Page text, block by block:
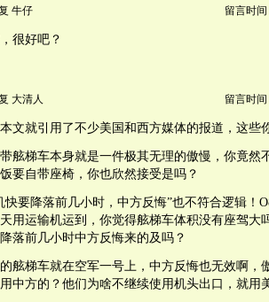
牛仔 留言时间
很好吧？
大清人 留言时间
文就引用了不少美国和西方媒体的报道，这些
带舷梯车本身就是一件极其无理的傲慢，你竟然
要自带座椅，你也欣然接受是吗？
快要降落前几小时，中方反悔”也不符合逻辑！
用运输机运到，你觉得舷梯车体积没有座驾大
降落前几小时中方反悔来的及吗？
舷梯车就在空军一号上，中方反悔也无效啊，
中方的？他们为啥不继续使用机头出口，就用